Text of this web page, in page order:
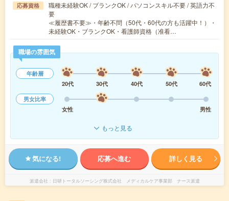
応募資格
職種未経験OK / ブランクOK / パソコンスキル不要 / 英語力不
要
≪履歴書不要≫・年齢不問（50代・60代の方も活躍中！）・
未経験OK・ブランクOK・看護師資格（准看…
職場の雰囲気
年齢層
20代
30代 40代 50代
60代
男女比率
女性
男性
もっと見る
気になる! 応募へ進む 詳しく見る
派遣会社 日研トータルソーシング株式会社 メディカルケア事業部 ナース派遣